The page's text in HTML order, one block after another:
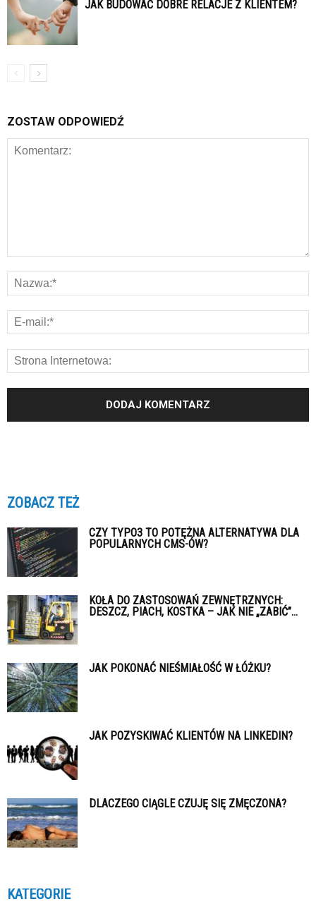
JAK BUDOWAĆ DOBRE RELACJE Z KLIENTEM?
ZOSTAW ODPOWIEDŹ
ZOBACZ TEŻ
CZY TYPO3 TO POTĘŻNA ALTERNATYWA DLA
POPULARNYCH CMS-ÓW?
KOŁA DO ZASTOSOWAŃ ZEWNĘTRZNYCH:
DESZCZ, PIACH, KOSTKA – JAK NIE „ZABIĆ”...
JAK POKONAĆ NIEŚMIAŁOŚĆ W ŁÓŻKU?
JAK POZYSKIWAĆ KLIENTÓW NA LINKEDIN?
DLACZEGO CIĄGLE CZUJĘ SIĘ ZMĘCZONA?
KATEGORIE